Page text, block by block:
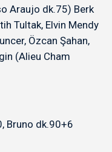
Araujo dk.75) Berk
Tultak, Elvin Mendy
Özcan Şahan,
(Alieu Cham
Bruno dk.90+6